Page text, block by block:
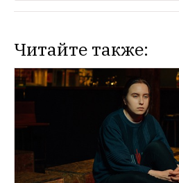
Читайте также: